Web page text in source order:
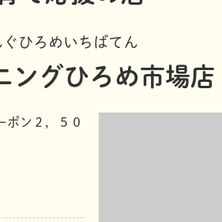
ひろめいちばてん
ングひろめ市場店
ポン２，５０